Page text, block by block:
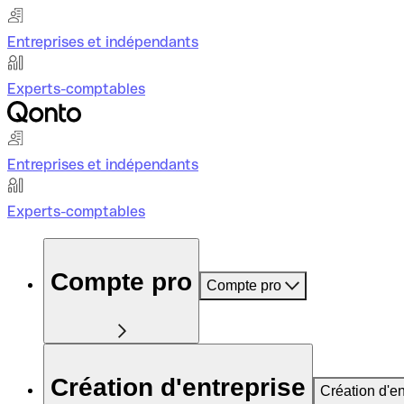
Entreprises et indépendants
Experts-comptables
Entreprises et indépendants
Experts-comptables
Compte pro Compte pro
Création d'entreprise Création